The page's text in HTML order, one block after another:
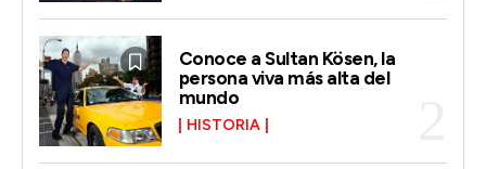
Conoce a Sultan Kösen, la
persona viva más alta del
mundo
HISTORIA